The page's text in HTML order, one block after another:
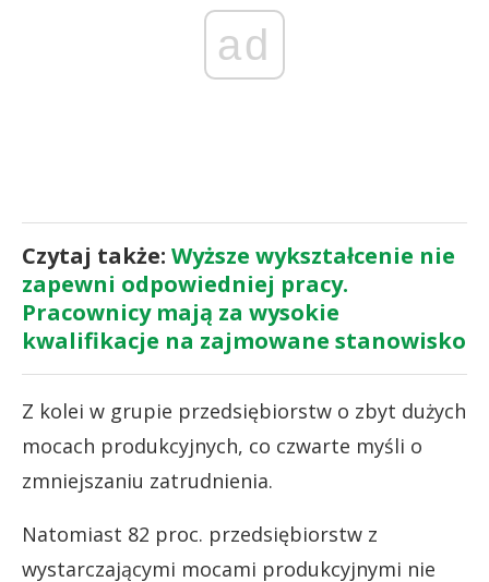
ad
Czytaj także: Wyższe wykształcenie nie
zapewni odpowiedniej pracy.
Pracownicy mają za wysokie
kwalifikacje na zajmowane stanowisko
Z kolei w grupie przedsiębiorstw o zbyt dużych
mocach produkcyjnych, co czwarte myśli o
zmniejszaniu zatrudnienia.
Natomiast 82 proc. przedsiębiorstw z
wystarczającymi mocami produkcyjnymi nie